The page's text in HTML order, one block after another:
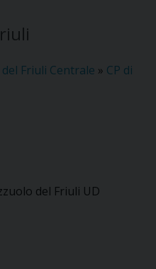
Friuli Centrale » CP di
del Friuli UD